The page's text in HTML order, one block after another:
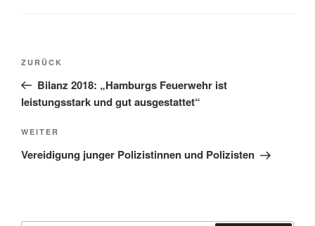
Beitragsnavigation
Vorheriger
Beitrag
ZURÜCK
Bilanz 2018: „Hamburgs Feuerwehr ist
leistungsstark und gut ausgestattet“
Nächster
Beitrag
WEITER
Vereidigung junger Polizistinnen und Polizisten